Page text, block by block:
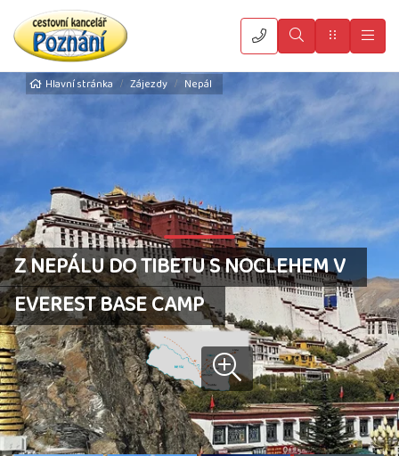
VyhledatMenu
Hlavní stránka Zájezdy Nepál
Z NEPÁLU DO TIBETU S NOCLEHEM V
EVEREST BASE CAMP
35
fotografií